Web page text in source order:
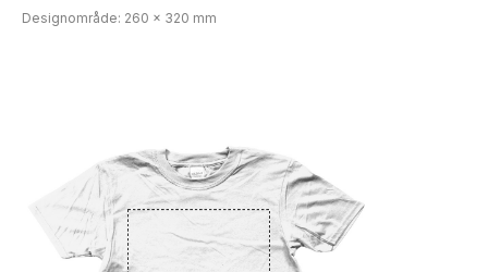
Designområde: 260 × 320 mm